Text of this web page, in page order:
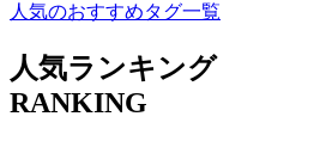
人気のおすすめタグ一覧
人気ランキング
RANKING